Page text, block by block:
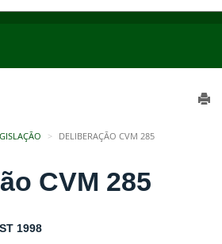
DELIBERAÇÃO CVM 285
CVM 285
1998